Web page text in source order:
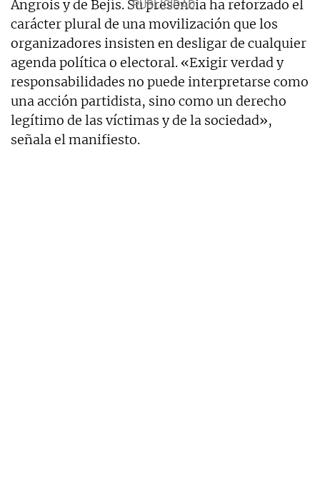
Angrois y de Bejís. Su presencia ha reforzado el
carácter plural de una movilización que los
organizadores insisten en desligar de cualquier
agenda política o electoral. «Exigir verdad y
responsabilidades no puede interpretarse como
una acción partidista, sino como un derecho
legítimo de las víctimas y de la sociedad»,
señala el manifiesto.